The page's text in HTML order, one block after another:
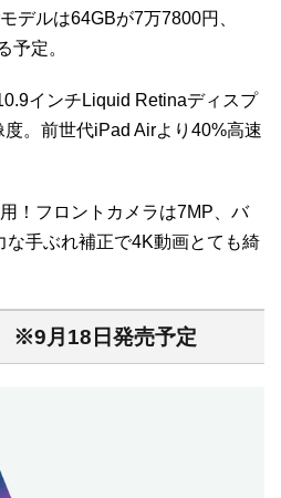
デルは64GBが7万7800円、
予定。
インチLiquid Retinaディスプ
。前世代iPad Airより40%高速
！フロントカメラは7MP、バ
な手ぶれ補正で4K動画とても綺
※9月18日発売予定